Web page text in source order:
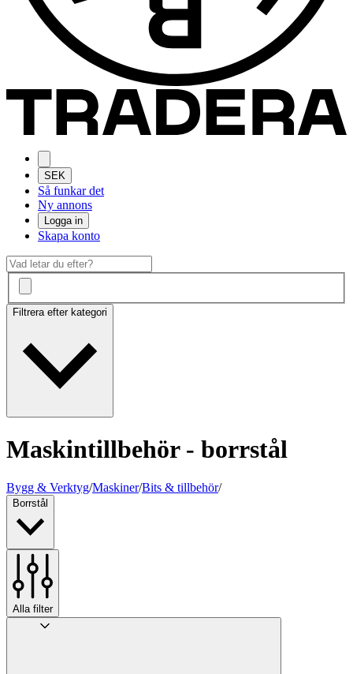
SEK
Så funkar det
Ny annons
Logga in
Skapa konto
Filtrera efter kategori
Maskintillbehör - borrstål
Bygg & Verktyg/Maskiner/Bits & tillbehör/
Borrstål
Alla filter